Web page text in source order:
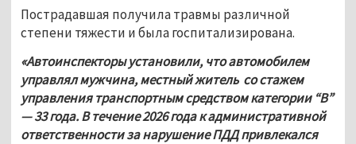
Пострадавшая получила травмы различной
степени тяжести и была госпитализирована.
«Автоинспекторы установили, что автомобилем
управлял мужчина, местный житель  со стажем
управления транспортным средством категории “В”
— 33 года.​ В течение 2026 года к административной
ответственности за нарушение ПДД​ привлекался